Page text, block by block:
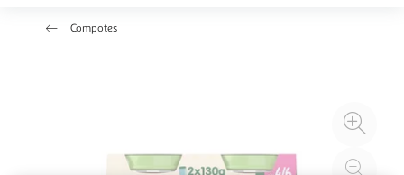
Aller
Compotes